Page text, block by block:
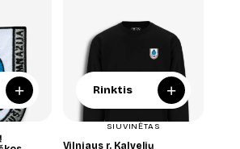
+ Rinktis +
SIUVINĖTAS
Vilniaus r. Kalvelių